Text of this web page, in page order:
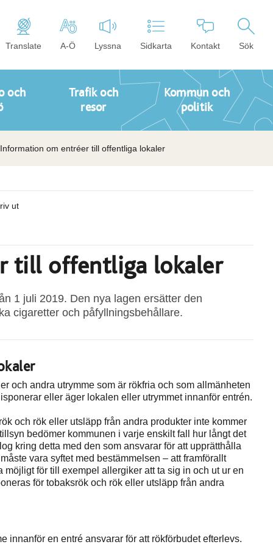
Translate A-Ö Lyssna Sidkarta Kontakt Sök
och
Trafik och
resor
Kommun och
politik
Information om entréer till offentliga lokaler
ut
till offentliga lokaler
1 juli 2019. Den nya lagen ersätter den
cigaretter och påfyllningsbehållare.
och andra utrymme som är rökfria och som allmänheten
eller äger lokalen eller utrymmet innanför entrén.
och rök eller utsläpp från andra produkter inte kommer
bedömer kommunen i varje enskilt fall hur långt det
kring detta med den som ansvarar för att upprätthålla
vara syftet med bestämmelsen – att framförallt
för till exempel allergiker att ta sig in och ut ur en
för tobaksrök och rök eller utsläpp från andra
innanför en entré ansvarar för att rökförbudet efterlevs.